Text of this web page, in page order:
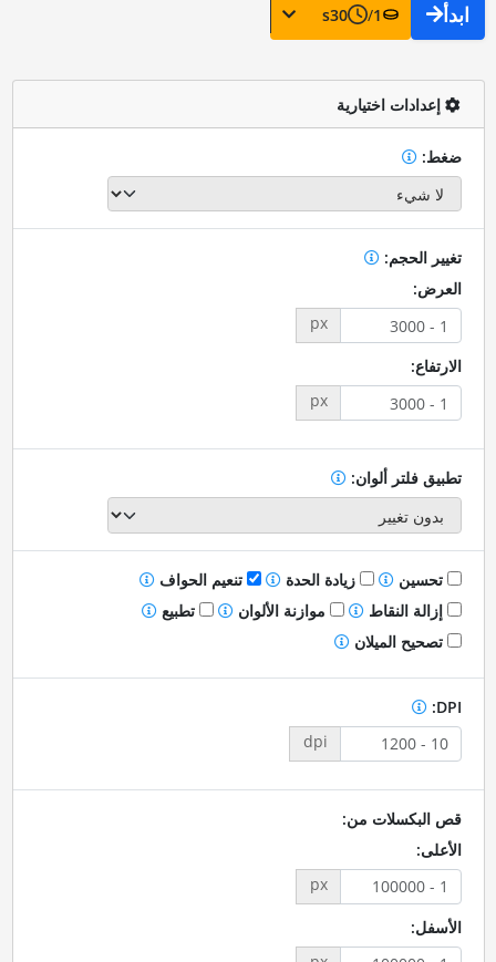
ابدأ 1
/
30
s
إعدادات اختيارية
ضغط:
تغيير الحجم:
العرض:
px
الارتفاع:
px
تطبيق فلتر ألوان:
تحسين زيادة الحدة
تنعيم الحواف
إزالة النقاط
موازنة الألوان
تطبيع
تصحيح الميلان
DPI:
dpi
قص البكسلات من:
الأعلى:
px
الأسفل: